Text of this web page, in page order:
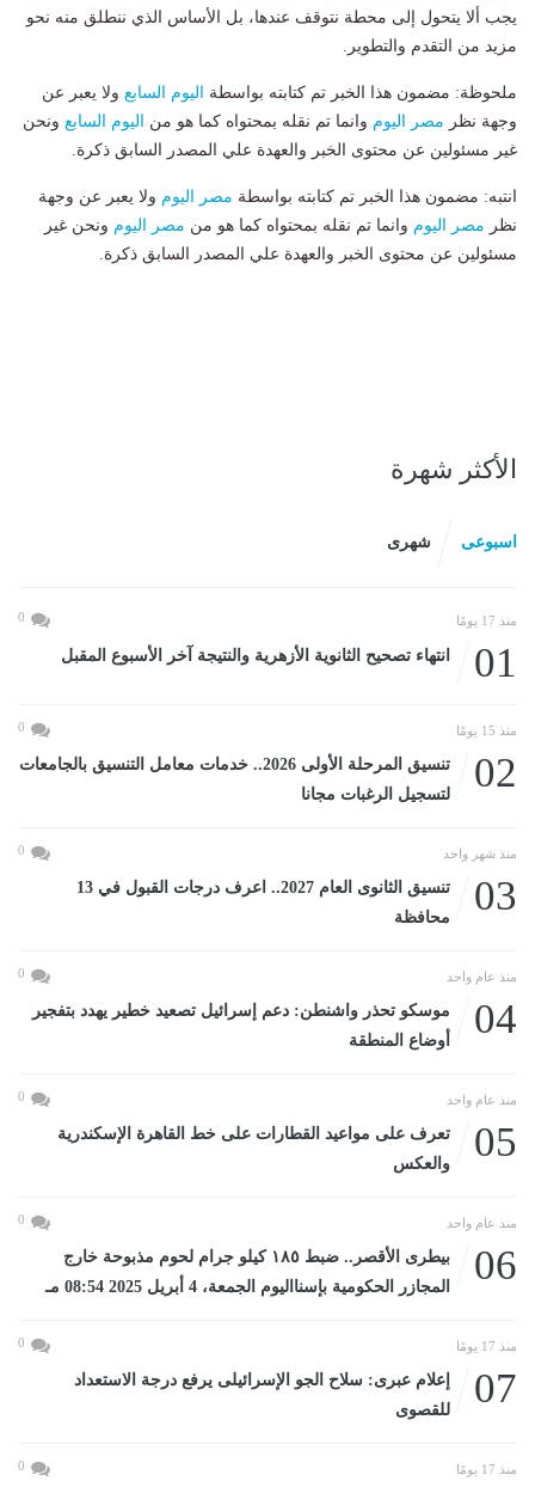
يجب ألا يتحول إلى محطة نتوقف عندها، بل الأساس الذي ننطلق منه نحو
مزيد من التقدم والتطوير.
ملحوظة: مضمون هذا الخبر تم كتابته بواسطة اليوم السابع ولا يعبر عن
وجهة نظر مصر اليوم وانما تم نقله بمحتواه كما هو من اليوم السابع ونحن
غير مسئولين عن محتوى الخبر والعهدة علي المصدر السابق ذكرة.
انتبه: مضمون هذا الخبر تم كتابته بواسطة مصر اليوم ولا يعبر عن وجهة
نظر مصر اليوم وانما تم نقله بمحتواه كما هو من مصر اليوم ونحن غير
مسئولين عن محتوى الخبر والعهدة علي المصدر السابق ذكرة.
الأكثر شهرة
اسبوعى شهرى
منذ 17 يومًا 0
01 انتهاء تصحيح الثانوية الأزهرية والنتيجة آخر الأسبوع المقبل
منذ 15 يومًا 0
02
تنسيق المرحلة الأولى 2026.. خدمات معامل التنسيق بالجامعات
لتسجيل الرغبات مجانا
منذ شهر واحد 0
03
تنسيق الثانوى العام 2027.. اعرف درجات القبول في 13
محافظة
منذ عام واحد 0
04
موسكو تحذر واشنطن: دعم إسرائيل تصعيد خطير يهدد بتفجير
أوضاع المنطقة
منذ عام واحد 0
05
تعرف على مواعيد القطارات على خط القاهرة الإسكندرية
والعكس
منذ عام واحد 0
06
بيطرى الأقصر.. ضبط ١٨٥ كيلو جرام لحوم مذبوحة خارج
المجازر الحكومية بإسنااليوم الجمعة، 4 أبريل 2025 08:54 مـ
منذ 17 يومًا 0
07
إعلام عبرى: سلاح الجو الإسرائيلى يرفع درجة الاستعداد
للقصوى
منذ 17 يومًا 0